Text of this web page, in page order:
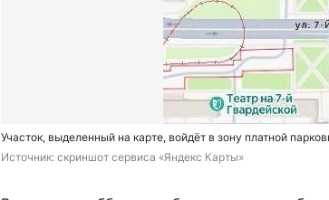
Участок, выделенный на карте, войдёт в зону платной
Источник: скриншот сервиса «Яндекс Карты»